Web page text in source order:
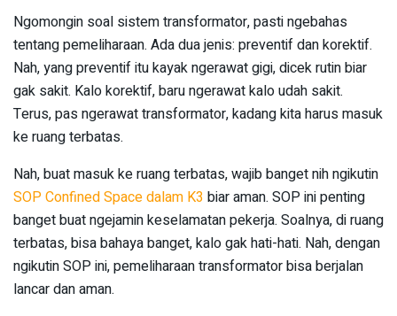
Ngomongin soal sistem transformator, pasti ngebahas
tentang pemeliharaan. Ada dua jenis: preventif dan korektif.
Nah, yang preventif itu kayak ngerawat gigi, dicek rutin biar
gak sakit. Kalo korektif, baru ngerawat kalo udah sakit.
Terus, pas ngerawat transformator, kadang kita harus masuk
ke ruang terbatas.
Nah, buat masuk ke ruang terbatas, wajib banget nih ngikutin
SOP Confined Space dalam K3 biar aman. SOP ini penting
banget buat ngejamin keselamatan pekerja. Soalnya, di ruang
terbatas, bisa bahaya banget, kalo gak hati-hati. Nah, dengan
ngikutin SOP ini, pemeliharaan transformator bisa berjalan
lancar dan aman.